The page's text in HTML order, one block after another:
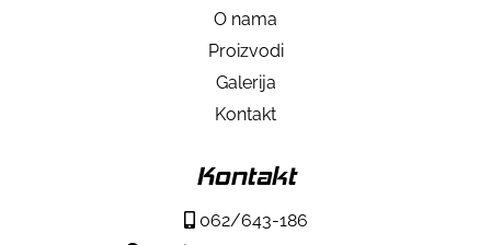
O nama
Proizvodi
Galerija
Kontakt
Kontakt
062/643-186